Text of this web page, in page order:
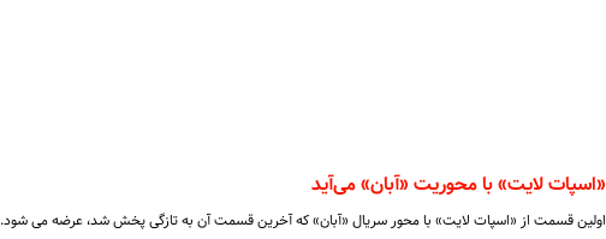
«اسپات لایت» با محوریت «آبان» می‌آید
اولین قسمت از «اسپات لایت» با محور سریال «آبان» که آخرین قسمت آن به تازگی پخش شد، عرضه می شود.